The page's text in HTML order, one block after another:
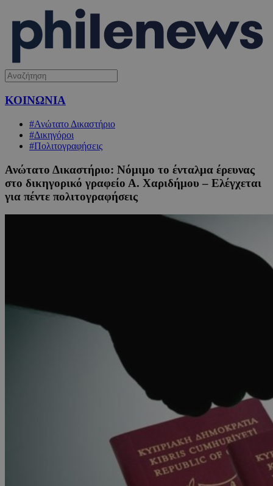
ΚΟΙΝΩΝΙΑ
#Ανώτατο Δικαστήριο
#Δικηγόροι
#Πολιτογραφήσεις
Ανώτατο Δικαστήριο: Νόμιμο το ένταλμα έρευνας
στο δικηγορικό γραφείο Α. Χαριδήμου – Ελέγχεται
για πέντε πολιτογραφήσεις